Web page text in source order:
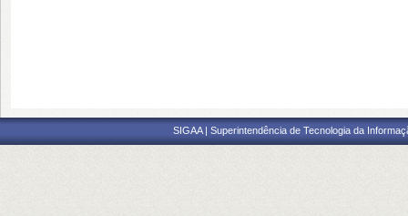
SIGAA | Superintendência de Tecnologia da